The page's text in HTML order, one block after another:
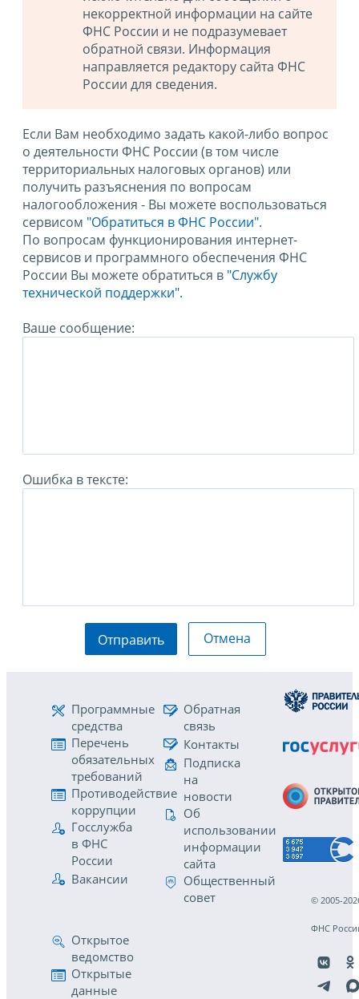
некорректной информации на сайте
ФНС России и не подразумевает
обратной связи. Информация
направляется редактору сайта ФНС
России для сведения.
Если Вам необходимо задать какой-либо вопрос
о деятельности ФНС России (в том числе
территориальных налоговых органов) или
получить разъяснения по вопросам
налогообложения - Вы можете воспользоваться
сервисом "Обратиться в ФНС России".
По вопросам функционирования интернет-
сервисов и программного обеспечения ФНС
России Вы можете обратиться в "Службу
технической поддержки".
Ваше сообщение:
Ошибка в тексте:
Отправить Отмена
Программные
средства
Перечень
обязательных
требований
Противодействие
коррупции
Госслужба
в ФНС
России
Вакансии
Обратная
связь
Контакты
Подписка
на
новости
Об
использовании
информации
сайта
Общественный
совет
Открытое
ведомство
Открытые
данные
© 2005-
ФНС